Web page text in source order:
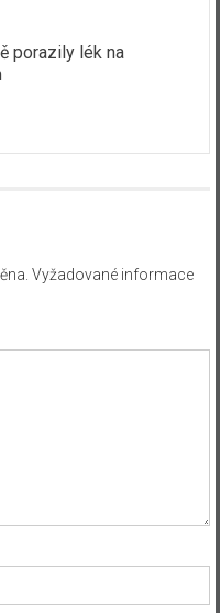
porazily lék na
Vyžadované informace